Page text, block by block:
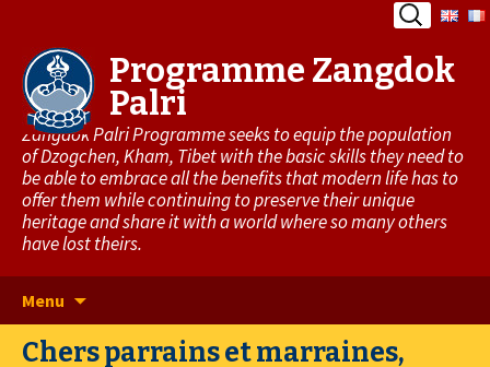
Programme Zangdok
Palri
Zangdok Palri Programme seeks to equip the population
of Dzogchen, Kham, Tibet with the basic skills they need to
be able to embrace all the benefits that modern life has to
offer them while continuing to preserve their unique
heritage and share it with a world where so many others
have lost theirs.
Menu
au
contenu
Chers parrains et marraines,